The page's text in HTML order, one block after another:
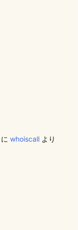
に whoiscall より